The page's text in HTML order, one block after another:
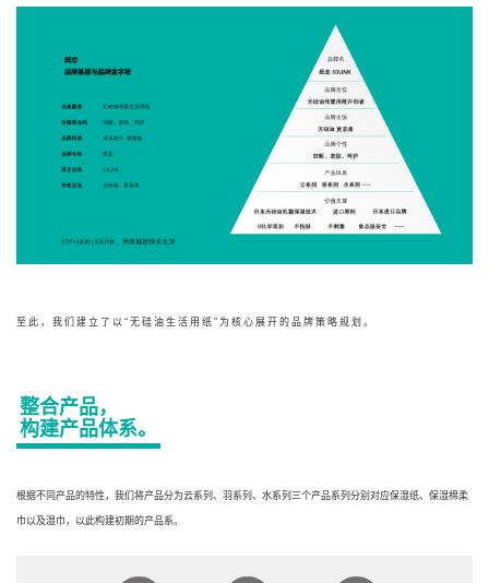
至此，我们建立了以“无硅油生活用纸”为核心展开的品牌策略规划。
整合产品，
构建产品体系。
根据不同产品的特性，我们将产品分为云系列、羽系列、水系列三个产品系列分别对应保湿纸、保湿棉柔
巾以及湿巾，以此构建初期的产品系。